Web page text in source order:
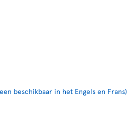
beschikbaar in het Engels en Frans)